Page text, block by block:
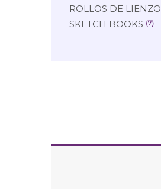
ROLLOS DE LIENZO
SKETCH BOOKS (7)